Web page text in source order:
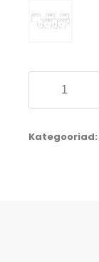
Kategooriad: